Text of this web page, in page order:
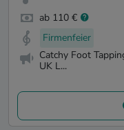
ab 110 €
Firmenfeier
Catchy Foot
UK L...